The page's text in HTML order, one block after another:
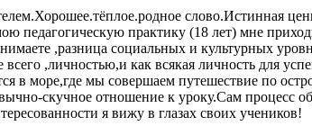
слово.Истинная
педагогическую практику (18 лет) мне
,разница социальных и культурных
всего ,личностью,и как всякая личность для
в море,где мы совершаем путешествие по
скучное отношение к уроку.Сам процесс
я вижу в глазах своих учеников!